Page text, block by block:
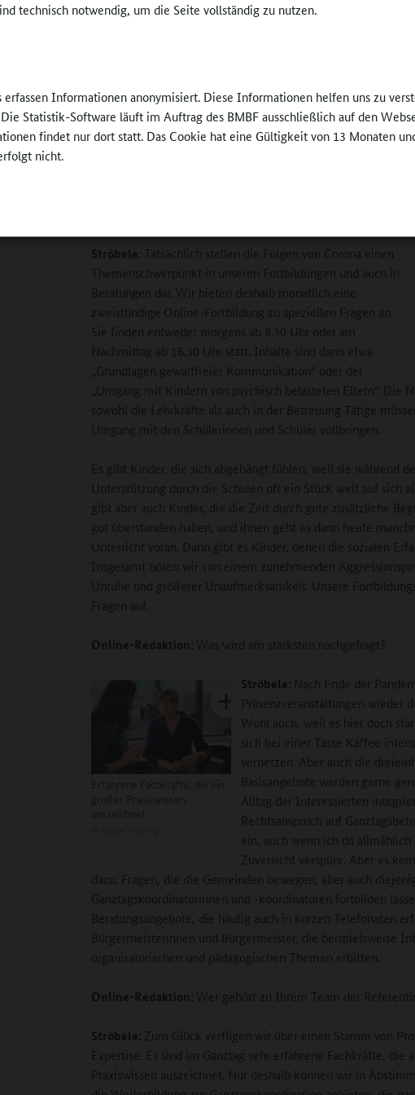
technisch notwendig, um die Seite vollständig zu nutzen.
Informationen anonymisiert. Diese Informationen helfen uns zu
Statistik-Software läuft im Auftrag des BMBF ausschließlich auf den
findet nur dort statt. Das Cookie hat eine Gültigkeit von 13 Monaten
nicht.
Damit unterstützen wir aber auch die Gesellschaft, deren
Tätigen drückt sich am Ende auch in einem angemessenen
unseres Erachtens noch gefeilt werden – auch mit Blick auf
Berufsfeldes. Sie zu steigern, muss mit Blick auf den
Immer wieder hören wir, dass Corona
Ströbele: Tatsächlich stellen die Folgen von Corona einen
Themenschwerpunkt in unseren Fortbildungen und auch in
Beratungen dar. Wir bieten deshalb monatlich eine
zweistündige Online-Fortbildung zu speziellen Fragen an.
Sie finden entweder morgens ab 8.30 Uhr oder am
Nachmittag ab 16.30 Uhr statt. Inhalte sind dann etwa
„Grundlagen gewaltfreier Kommunikation“ oder der
„Umgang mit Kindern von psychisch belasteten Eltern“. Die
sowohl die Lehrkräfte als auch in der Betreuung Tätige
Umgang mit den Schülerinnen und Schüler vollbringen.
Es gibt Kinder, die sich abgehängt fühlen, weil sie während
Unterstützung durch die Schulen oft ein Stück weit auf sich
gibt aber auch Kinder, die die Zeit durch gute zusätzliche
gut überstanden haben, und ihnen geht es dann heute
Unterricht voran. Dann gibt es Kinder, denen die sozialen
Insgesamt hören wir von einem zunehmenden
Unruhe und größerer Unaufmerksamkeit. Unsere
Fragen auf.
Online-Redaktion: Was wird am stärksten nachgefragt?
Ströbele: Nach Ende der
Präsenzveranstaltungen wieder
Wohl auch, weil es hier doch
sich bei einer Tasse Kaffee
vernetzen. Aber auch die
Basisangebote werden gerne
Alltag der Interessierten
Rechtsanspruch auf
ein, auch wenn ich da
Zuversicht verspüre. Aber es
dazu. Fragen, die die Gemeinden bewegen, aber auch
Ganztagskoordinatorinnen und -koordinatoren fortbilden
Beratungsangebote, die häufig auch in kurzen Telefonaten
Bürgermeisterinnen und Bürgermeister, die beispielsweise
organisatorischen und pädagogischen Themen erbitten.
Online-Redaktion: Wer gehört zu Ihrem Team der
Ströbele: Zum Glück verfügen wir über einen Stamm von
Expertise. Es sind im Ganztag sehr erfahrene Fachkräfte, die
Praxiswissen auszeichnet. Nur deshalb können wir in